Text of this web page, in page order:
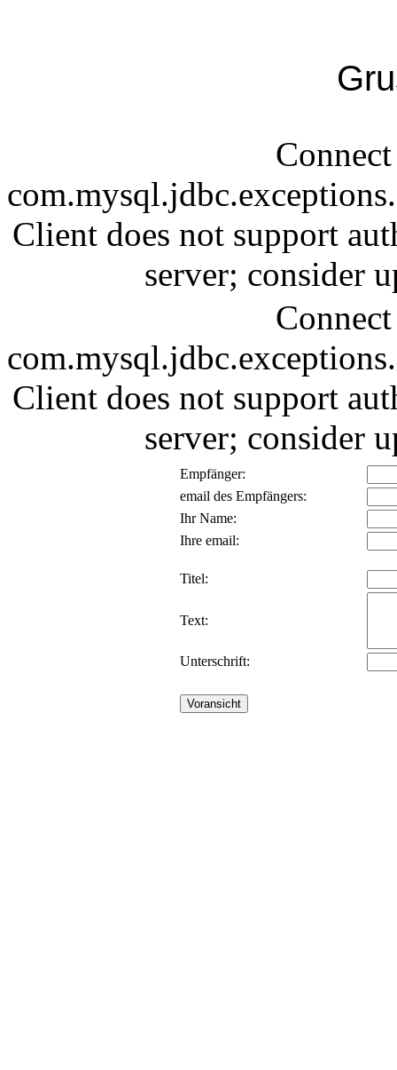
Client does not support
server; consider
Client does not support
server; consider
Empfänger:
email des Empfängers:
Ihr Name:
Ihre email:
Titel:
Text:
Unterschrift: